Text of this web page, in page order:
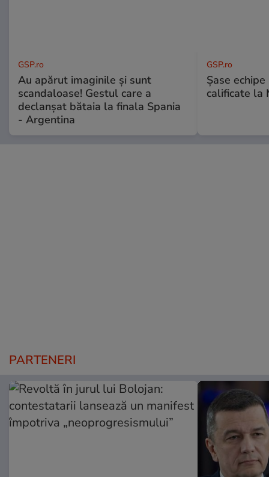
GSP.ro
Au apărut imaginile și sunt
scandaloase! Gestul care a
declanșat bătaia la finala Spania
- Argentina
GSP.ro
Șase
calificate la
PARTENERI